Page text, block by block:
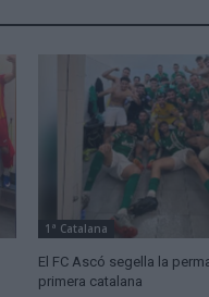
1ª Catalana
El FC Ascó segella la
primera catalana